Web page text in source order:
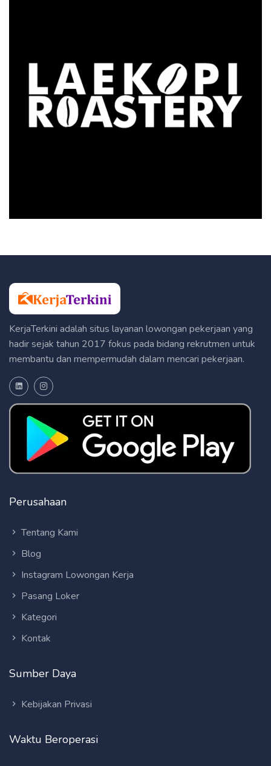
KerjaTerkini adalah situs layanan lowongan pekerjaan yang
hadir sejak tahun 2017 fokus pada bidang rekrutmen untuk
membantu dan mempermudah dalam mencari pekerjaan.
Perusahaan
Tentang Kami
Blog
Instagram Lowongan Kerja
Pasang Loker
Kategori
Kontak
Sumber Daya
Kebijakan Privasi
Waktu Beroperasi